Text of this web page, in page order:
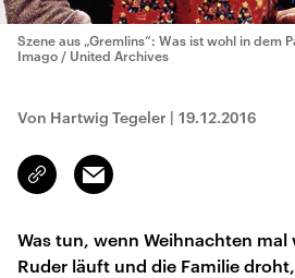
Szene aus „Gremlins“: Was ist wohl in dem
Imago / United Archives
Von Hartwig Tegeler | 19.12.2016
Link
kopieren/teilen
Email
Was tun, wenn Weihnachten mal
Ruder läuft und die Familie droht,